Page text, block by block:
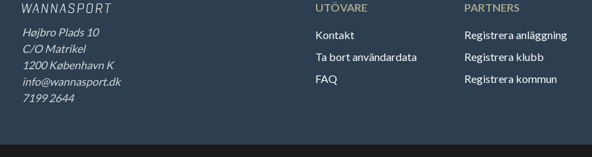
Højbro Plads 10
C/O Matrikel
1200 København K
info@wannasport.dk
7199 2644
UTÖVARE
Kontakt
Ta bort användardata
FAQ
PARTNERS
Registrera anläggning
Registrera klubb
Registrera kommun